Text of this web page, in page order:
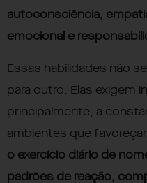
autoconsciência,
emocional e
Essas habilidades não
para outro. Elas exigem
principalmente, a
ambientes que
o exercício diário de
padrões de reação,